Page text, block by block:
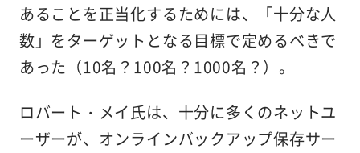
あることを正当化するためには、「十分な人
数」をターゲットとなる目標で定めるべきで
あった（10名？100名？1000名？）。
ロバート・メイ氏は、十分に多くのネットユ
ーザーが、オンラインバックアップ保存サー